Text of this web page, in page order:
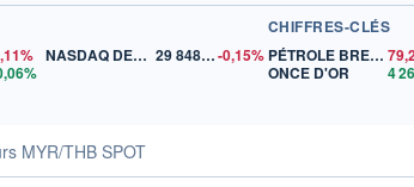
NASDAQ DEC26 29 848,50-0,15%
CHIFFRES-CLÉS
PÉTROLE BRENT
ONCE D'OR
MYR/THB SPOT